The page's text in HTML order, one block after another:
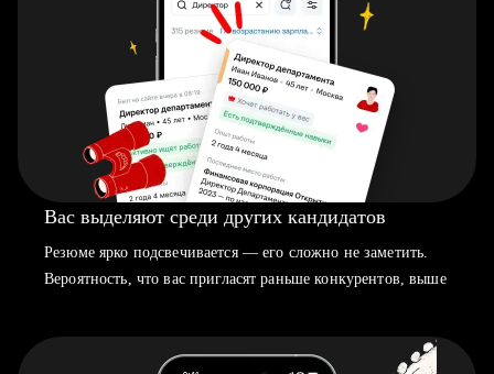
Вас выделяют среди других кандидатов
Резюме ярко подсвечивается — его сложно не заметить.
Вероятность, что вас пригласят раньше конкурентов, выше